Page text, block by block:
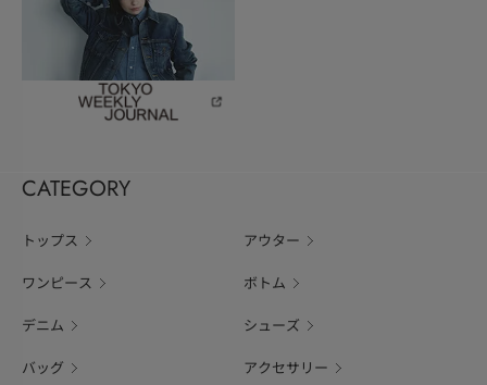
CATEGORY
トップス アウター
ワンピース ボトム
デニム シューズ
バッグ アクセサリー